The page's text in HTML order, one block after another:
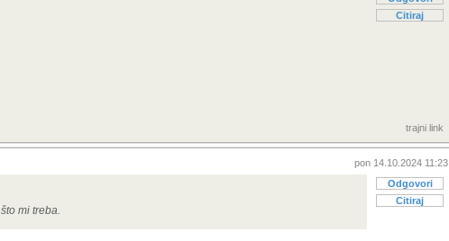
Citiraj
trajni link
pon 14.10.2024 11:23
Odgovori
Citiraj
mi treba.